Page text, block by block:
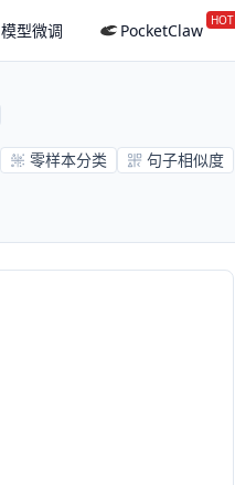
模型微调 PocketClaw HOT
零样本分类 句子相似度